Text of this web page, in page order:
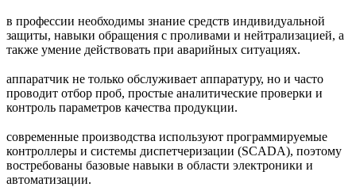
в профессии необходимы знание средств индивидуальной
защиты, навыки обращения с проливами и нейтрализацией, а
также умение действовать при аварийных ситуациях.
аппаратчик не только обслуживает аппаратуру, но и часто
проводит отбор проб, простые аналитические проверки и
контроль параметров качества продукции.
современные производства используют программируемые
контроллеры и системы диспетчеризации (SCADA), поэтому
востребованы базовые навыки в области электроники и
автоматизации.